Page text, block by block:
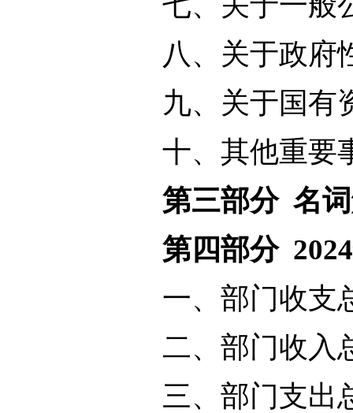
八、关于政府性
九、关于国有资
十、其他重要
第三部分 名
第四部分
一、部门收支
二、部门收入
三、部门支出